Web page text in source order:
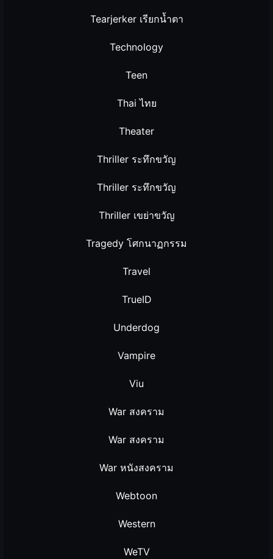
Tearjerker เรียกน้ำตา
Technology
Teen
Thai ไทย
Theater
Thriller ระทึกขวัญ
Thriller ระทึกขวัญ
Thriller เขย่าขวัญ
Tragedy โศกนาฏกรรม
Travel
TrueID
Underdog
Vampire
Viu
War สงคราม
War สงคราม
War หนังสงคราม
Webtoon
Western
WeTV